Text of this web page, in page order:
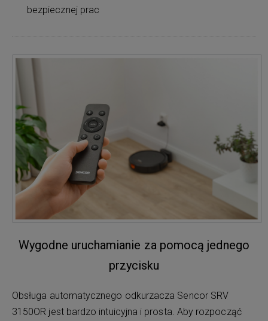
bezpiecznej prac
Wygodne uruchamianie za pomocą jednego
przycisku
Obsługa automatycznego odkurzacza Sencor SRV
3150OR jest bardzo intuicyjna i prosta. Aby rozpocząć